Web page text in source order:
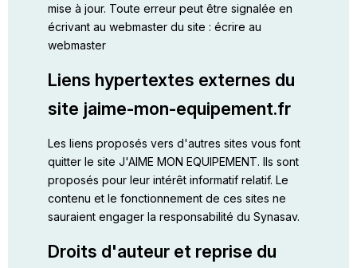
mise à jour. Toute erreur peut être signalée en
écrivant au webmaster du site : écrire au
webmaster
Liens hypertextes externes du
site jaime-mon-equipement.fr
Les liens proposés vers d'autres sites vous font
quitter le site J'AIME MON EQUIPEMENT. Ils sont
proposés pour leur intérêt informatif relatif. Le
contenu et le fonctionnement de ces sites ne
sauraient engager la responsabilité du Synasav.
Droits d'auteur et reprise du